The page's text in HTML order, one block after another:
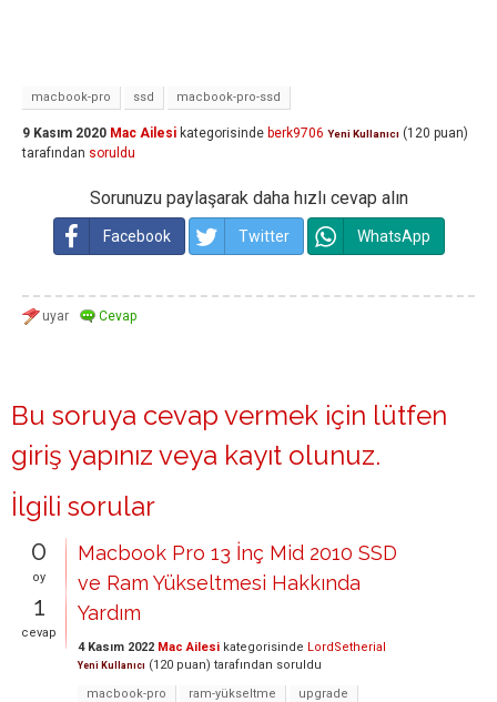
macbook-pro ssd macbook-pro-ssd
9 Kasım 2020 Mac Ailesi kategorisinde berk9706 Yeni Kullanıcı (120 puan)
tarafından soruldu
Sorunuzu paylaşarak daha hızlı cevap alın
Facebook Twitter WhatsApp
Bu soruya cevap vermek için lütfen
giriş yapınız veya kayıt olunuz.
İlgili sorular
0
oy
1
cevap
Macbook Pro 13 İnç Mid 2010 SSD
ve Ram Yükseltmesi Hakkında
Yardım
4 Kasım 2022 Mac Ailesi kategorisinde LordSetherial
Yeni Kullanıcı (120 puan) tarafından soruldu
macbook-pro
ram-yükseltme
upgrade